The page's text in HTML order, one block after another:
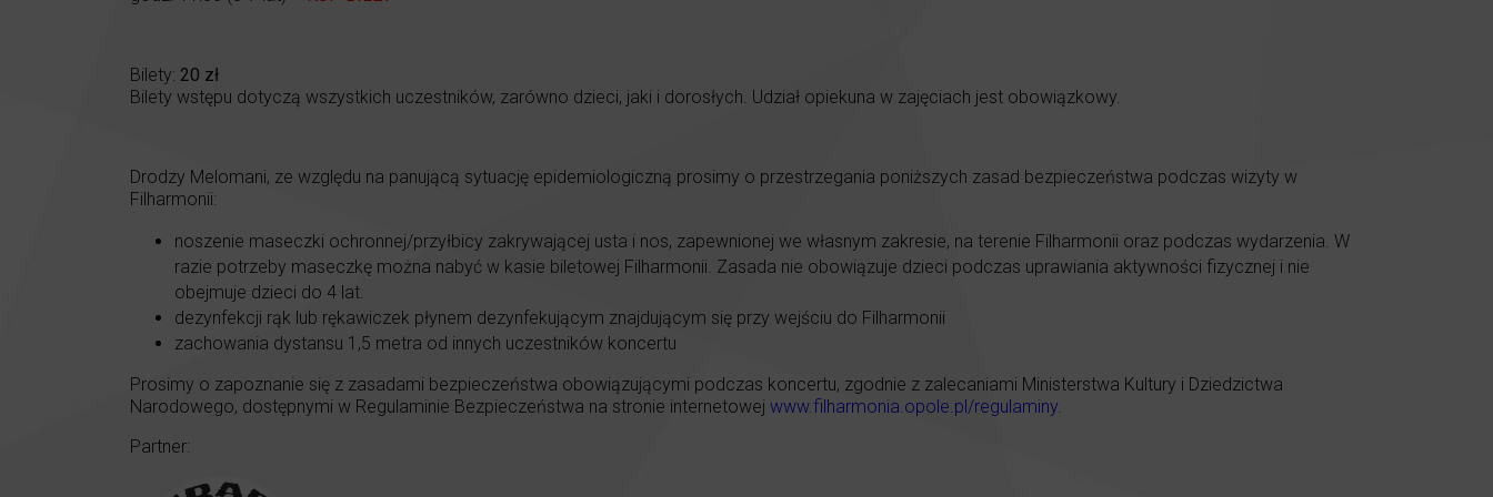
Bilety: 20 zł
Bilety wstępu dotyczą wszystkich uczestników, zarówno dzieci, jaki i dorosłych. Udział opiekuna w zajęciach jest obowiązkowy.
Drodzy Melomani, ze względu na panującą sytuację epidemiologiczną prosimy o przestrzegania poniższych zasad bezpieczeństwa podczas wizyty w
Filharmonii:
noszenie maseczki ochronnej/przyłbicy zakrywającej usta i nos, zapewnionej we własnym zakresie, na terenie Filharmonii oraz podczas wydarzenia. W
razie potrzeby maseczkę można nabyć w kasie biletowej Filharmonii. Zasada nie obowiązuje dzieci podczas uprawiania aktywności fizycznej i nie
obejmuje dzieci do 4 lat.
dezynfekcji rąk lub rękawiczek płynem dezynfekującym znajdującym się przy wejściu do Filharmonii
zachowania dystansu 1,5 metra od innych uczestników koncertu
Prosimy o zapoznanie się z zasadami bezpieczeństwa obowiązującymi podczas koncertu, zgodnie z zalecaniami Ministerstwa Kultury i Dziedzictwa
Narodowego, dostępnymi w Regulaminie Bezpieczeństwa na stronie internetowej www.filharmonia.opole.pl/regulaminy.
Partner: